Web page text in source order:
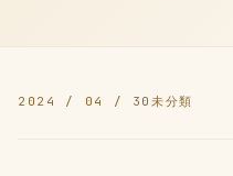
2024 / 04 / 30未分類